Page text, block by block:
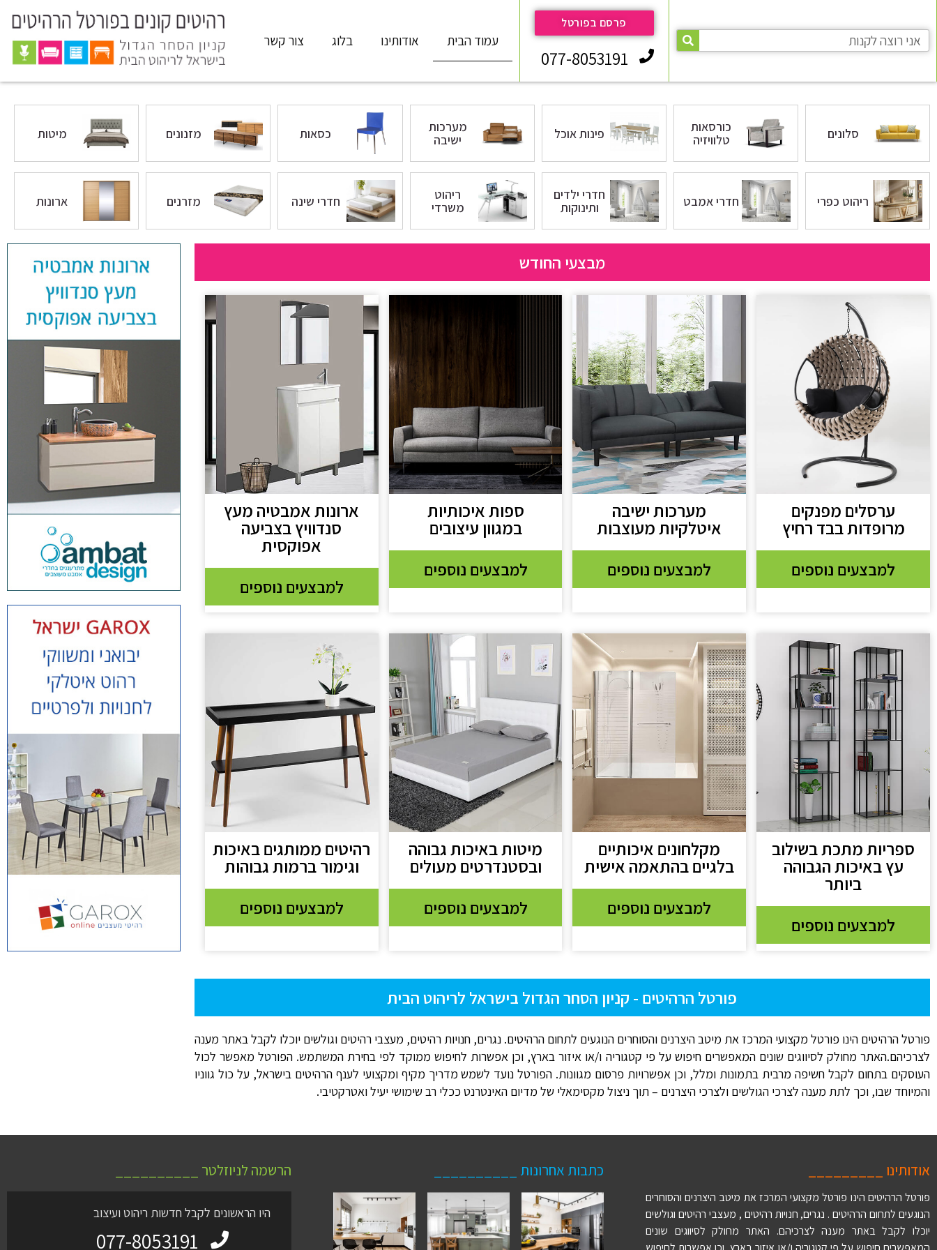
פרסם בפורטל
077-8053191
עמוד הבית אודותינו בלוג צור קשר
סלונים
כורסאות
טלוויזיה
פינות אוכל
מערכות
ישיבה
כסאות מזנונים מיטות
ריהוט כפרי חדרי אמבט
חדרי ילדים
ותינוקות
ריהוט
משרדי
חדרי שינה מזרנים ארונות
מבצעי החודש
ערסלים מפנקים
מרופדות בבד רחיץ
למבצעים נוספים
מערכות ישיבה
איטלקיות מעוצבות
למבצעים נוספים
ספות איכותיות
במגוון עיצובים
למבצעים נוספים
ארונות אמבטיה מעץ
סנדוויץ בצביעה
אפוקסית
למבצעים נוספים
ספריות מתכת בשילוב
עץ באיכות הגבוהה
ביותר
למבצעים נוספים
מקלחונים איכותיים
בלגיים בהתאמה אישית
למבצעים נוספים
מיטות באיכות גבוהה
ובסטנדרטים מעולים
למבצעים נוספים
רהיטים ממותגים באיכות
וגימור ברמות גבוהות
למבצעים נוספים
פורטל הרהיטים - קניון הסחר הגדול בישראל לריהוט הבית
פורטל הרהיטים הינו פורטל מקצועי המרכז את מיטב היצרנים והסוחרים הנוגעים לתחום הרהיטים. נגרים, חנויות רהיטים, מעצבי רהיטים וגולשים יוכלו לקבל באתר מענה
לצרכיהם.האתר מחולק לסיווגים שונים המאפשרים חיפוש על פי קטגוריה ו/או איזור בארץ, וכן אפשרות לחיפוש ממוקד לפי בחירת המשתמש. הפורטל מאפשר לכול
העוסקים בתחום לקבל חשיפה מרבית בתמונות ומלל, וכן אפשרויות פרסום מגוונות. הפורטל נועד לשמש מדריך מקיף ומקצועי לענף הרהיטים בישראל, על כול גווניו
והמיוחד שבו, וכך לתת מענה לצרכי הגולשים ולצרכי היצרנים – תוך ניצול מקסימאלי של מדיום האינטרנט ככלי רב שימושי יעיל ואטרקטיבי.
אודותינו _________
פורטל הרהיטים הינו פורטל מקצועי המרכז את מיטב היצרנים והסוחרים
הנוגעים לתחום הרהיטים . נגרים, חנויות רהיטים , מעצבי רהיטים וגולשים
יוכלו לקבל באתר מענה לצרכיהם. האתר מחולק לסיווגים שונים
כתבות אחרונות __________ הרשמה לניוזלטר __________
היו הראשונים לקבל חדשות ריהוט ועיצוב
077-8053191